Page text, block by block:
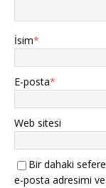
İsim*
E-posta*
Web sitesi
Bir dahaki sefere
e-posta adresimi